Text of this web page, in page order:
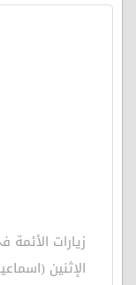
زيارات
الإثنين